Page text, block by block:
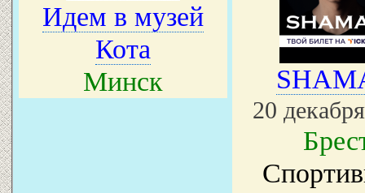
Идем в музей
Кота
Минск
20